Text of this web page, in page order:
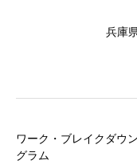
兵庫
ワーク・ブレイクダウ
グラム